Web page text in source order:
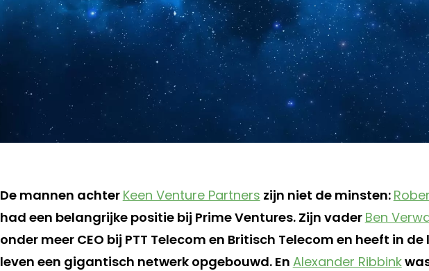
De mannen achter Keen Venture Partners zijn niet de minsten:
had een belangrijke positie bij Prime Ventures. Zijn vader Ben
onder meer CEO bij PTT Telecom en Britisch Telecom en heeft in
leven een gigantisch netwerk opgebouwd. En Alexander Ribbink